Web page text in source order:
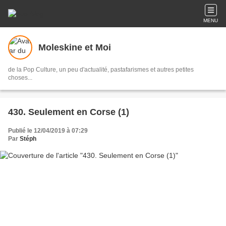
MENU
Moleskine et Moi
de la Pop Culture, un peu d'actualité, pastafarismes et autres petites
choses...
430. Seulement en Corse (1)
Publié le 12/04/2019 à 07:29
Par Stéph